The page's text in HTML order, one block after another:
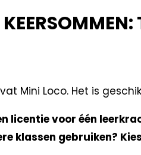
Mini Loco. Het is
licentie voor één
klassen gebruiken?